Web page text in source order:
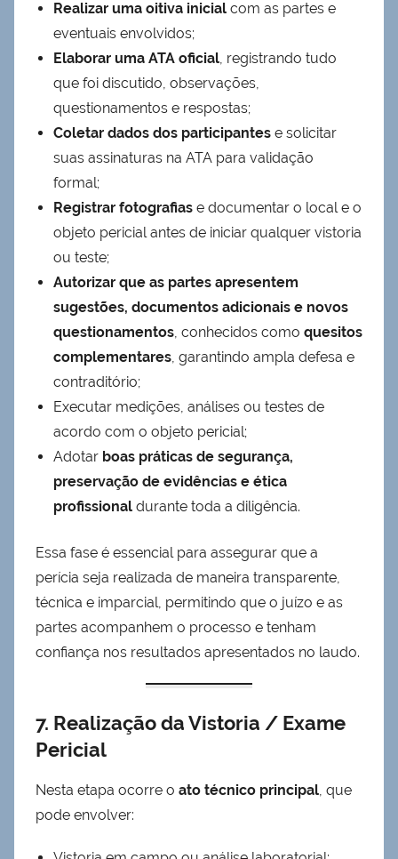
Realizar uma oitiva inicial com as partes e
eventuais envolvidos;
Elaborar uma ATA oficial, registrando tudo
que foi discutido, observações,
questionamentos e respostas;
Coletar dados dos participantes e solicitar
suas assinaturas na ATA para validação
formal;
Registrar fotografias e documentar o local e o
objeto pericial antes de iniciar qualquer vistoria
ou teste;
Autorizar que as partes apresentem
sugestões, documentos adicionais e novos
questionamentos, conhecidos como quesitos
complementares, garantindo ampla defesa e
contraditório;
Executar medições, análises ou testes de
acordo com o objeto pericial;
Adotar boas práticas de segurança,
preservação de evidências e ética
profissional durante toda a diligência.
Essa fase é essencial para assegurar que a
perícia seja realizada de maneira transparente,
técnica e imparcial, permitindo que o juízo e as
partes acompanhem o processo e tenham
confiança nos resultados apresentados no laudo.
7. Realização da Vistoria / Exame
Pericial
Nesta etapa ocorre o ato técnico principal, que
pode envolver: